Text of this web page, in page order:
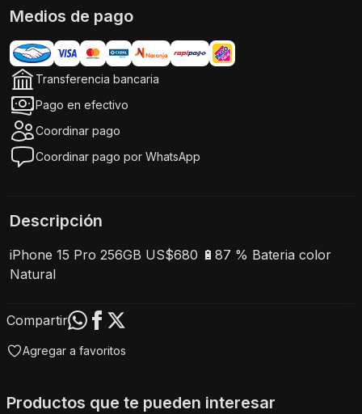
Medios de pago
Transferencia bancaria
Pago en efectivo
Coordinar pago
Coordinar pago por WhatsApp
Descripción
iPhone 15 Pro 256GB US$680 🔋87 % Bateria color
Natural
Compartir
Agregar a favoritos
Productos que te pueden interesar